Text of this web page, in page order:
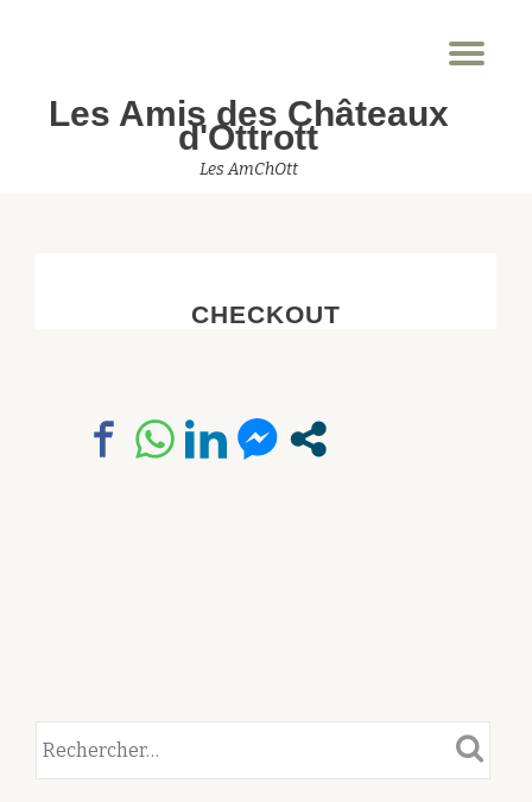
contenuLes Amis des Châteaux
d'Ottrott
Les AmChOtt
CHECKOUT